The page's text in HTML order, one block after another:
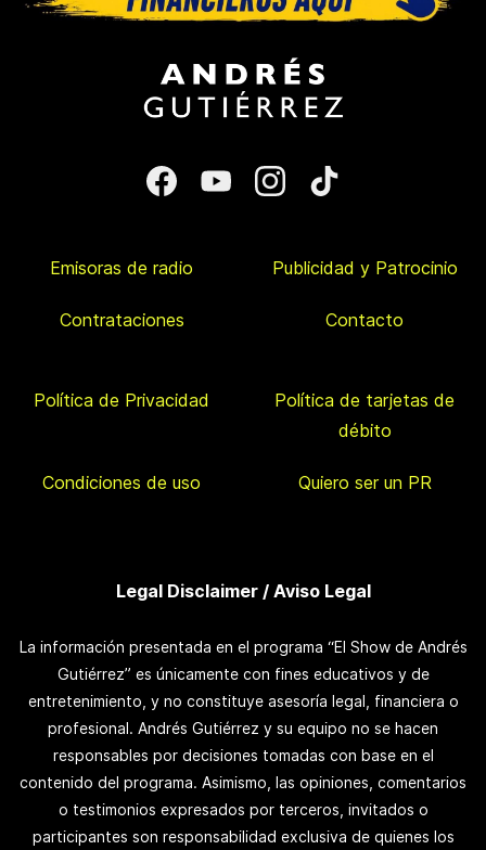
Emisoras de radio Publicidad y Patrocinio
Contrataciones Contacto
Política de Privacidad
Política de tarjetas de
débito
Condiciones de uso Quiero ser un PR
Legal Disclaimer / Aviso Legal
La información presentada en el programa “El Show de Andrés
Gutiérrez” es únicamente con fines educativos y de
entretenimiento, y no constituye asesoría legal, financiera o
profesional. Andrés Gutiérrez y su equipo no se hacen
responsables por decisiones tomadas con base en el
contenido del programa. Asimismo, las opiniones, comentarios
o testimonios expresados por terceros, invitados o
participantes son responsabilidad exclusiva de quienes los